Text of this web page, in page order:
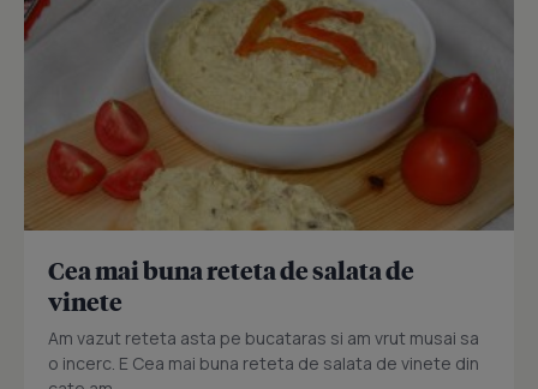
Cea mai buna reteta de salata de
vinete
Am vazut reteta asta pe bucataras si am vrut musai sa
o incerc. E Cea mai buna reteta de salata de vinete din